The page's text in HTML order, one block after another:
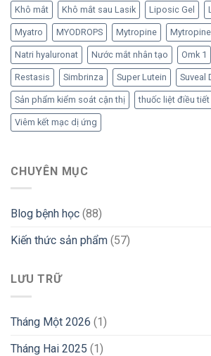
Khô mắt Khô mắt sau Lasik Liposic Gel
Myatro MYODROPS Mytropine Mytropine
Natri hyaluronat Nước mắt nhân tạo Omk 1
Restasis Simbrinza Super Lutein Suveal
Sản phẩm kiểm soát cận thị thuốc liệt điều tiết
Viêm kết mạc dị ứng
CHUYÊN MỤC
Blog bệnh học (88)
Kiến thức sản phẩm (57)
LƯU TRỮ
Tháng Một 2026 (1)
Tháng Hai 2025 (1)